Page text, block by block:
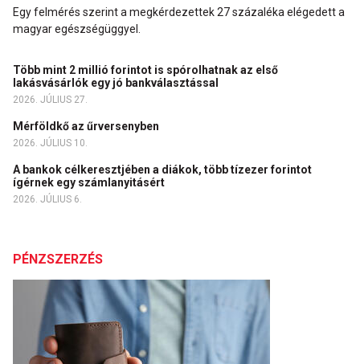
Egy felmérés szerint a megkérdezettek 27 százaléka elégedett a
magyar egészségüggyel.
Több mint 2 millió forintot is spórolhatnak az első
lakásvásárlók egy jó bankválasztással
2026. JÚLIUS 27.
Mérföldkő az űrversenyben
2026. JÚLIUS 10.
A bankok célkeresztjében a diákok, több tízezer forintot
ígérnek egy számlanyitásért
2026. JÚLIUS 6.
PÉNZSZERZÉS